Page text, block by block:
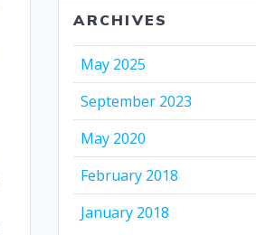
ARCHIVES
May 2025
September 2023
May 2020
February 2018
January 2018